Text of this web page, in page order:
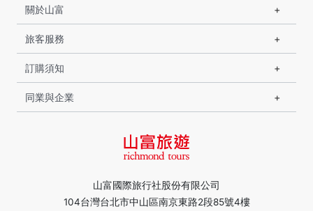
山富國際旅行社股份有限公司
104台灣台北市中山區南京東路2段85號4樓
關於山富
旅客服務
訂購須知
同業與企業